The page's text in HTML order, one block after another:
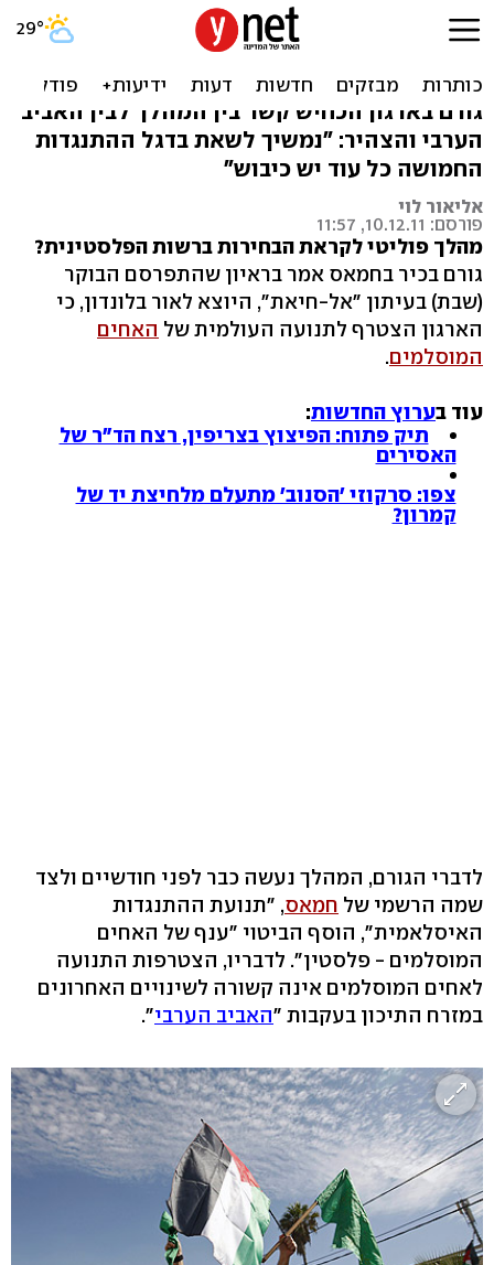
לקראת בחירות: חמאס
הצטרף לאחים המוסלמים
גורם בארגון הכחיש קשר בין המהלך לבין האביב
הערבי והצהיר: "נמשיך לשאת בדגל ההתנגדות
החמושה כל עוד יש כיבוש"
אליאור לוי
פורסם: 10.12.11, 11:57
מהלך פוליטי לקראת הבחירות ברשות הפלסטינית?
גורם בכיר בחמאס אמר בראיון שהתפרסם הבוקר
(שבת) בעיתון "אל-חיאת", היוצא לאור בלונדון, כי
הארגון הצטרף לתנועה העולמית של האחים
המוסלמים.
עוד בערוץ החדשות:
תיק פתוח: הפיצוץ בצריפין, רצח הד"ר של
האסירים
צפו: סרקוזי 'הסנוב' מתעלם מלחיצת יד של
קמרון?
לדברי הגורם, המהלך נעשה כבר לפני חודשיים ולצד
שמה הרשמי של חמאס, "תנועת ההתנגדות
האיסלאמית", הוסף הביטוי "ענף של האחים
המוסלמים - פלסטין". לדבריו, הצטרפות התנועה
לאחים המוסלמים אינה קשורה לשינויים האחרונים
במזרח התיכון בעקבות "האביב הערבי".